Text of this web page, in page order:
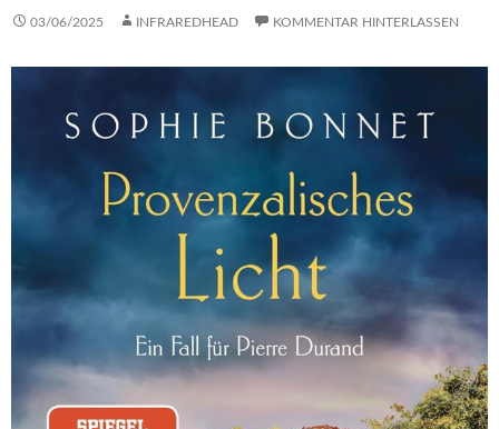
03/06/2025 INFRAREDHEAD KOMMENTAR HINTERLASSEN